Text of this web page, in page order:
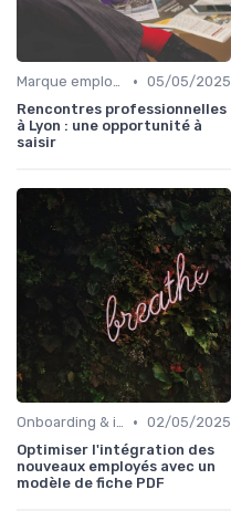
Marque employeur & attractivité • 05/05/2025
Rencontres professionnelles
à Lyon : une opportunité à
saisir
Onboarding & intégration des talents • 02/05/2025
Optimiser l'intégration des
nouveaux employés avec un
modèle de fiche PDF